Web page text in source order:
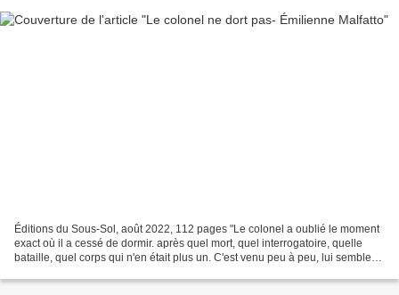
Éditions du Sous-Sol, août 2022, 112 pages "Le colonel a oublié le moment
exact où il a cessé de dormir. après quel mort, quel interrogatoire, quelle
bataille, quel corps qui n'en était plus un. C'est venu peu à peu, lui semble-t-